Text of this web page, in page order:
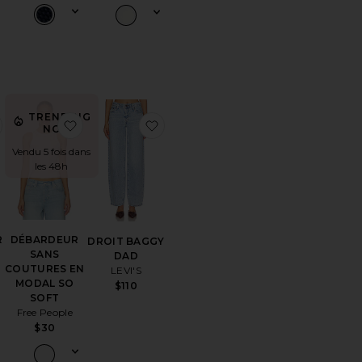
OKLAHOMA CITY THUNDER
ajouter aux préférésSNEAKERS AIR JORDAN 3 RETRO
TRENDING
NOW!
Vendu 5 fois dans
les 48h
DÉBARDEUR
SANS
COUTURES EN
MODAL SO
SOFT
Free People
$30
ajouter aux préférésDÉBARDEUR SANS
DROIT BAGGY
DAD
LEVI'S
$110